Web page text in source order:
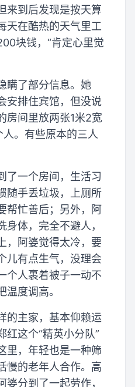
来到后发现是按天算
天在酷热的天气里工
块钱，“肯定心里觉
瞒了部分信息。她
安排住宾馆，但没说
房间里放两张1米2宽
。有些原本的三人
了一个房间，生活习
随手丢垃圾，上厕所
帮忙善后；另外，阿
体，完全不避人，
，阿婆觉得太冷，要
儿有点生气，没理会
个人裹着被子一动不
度调高。
的主家，基本仰赖运
红这个“精英小分队”
里，年轻也是一种筛
的老年人合作。高
分到了一起劳作，